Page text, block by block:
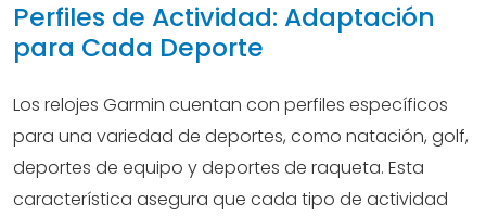
Perfiles de Actividad: Adaptación
para Cada Deporte
Los relojes Garmin cuentan con perfiles específicos
para una variedad de deportes, como natación, golf,
deportes de equipo y deportes de raqueta. Esta
característica asegura que cada tipo de actividad